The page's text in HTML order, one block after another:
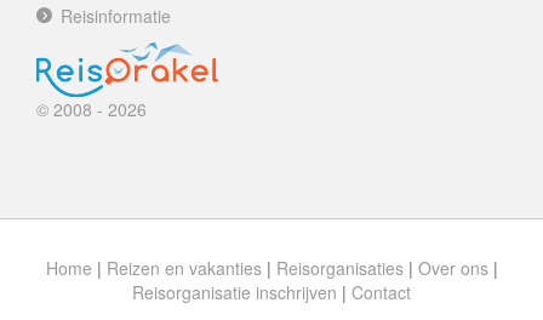
Reisinformatie
© 2008 - 2026
Home | Reizen en vakanties| Reisorganisaties| Over ons|
Reisorganisatie inschrijven | Contact